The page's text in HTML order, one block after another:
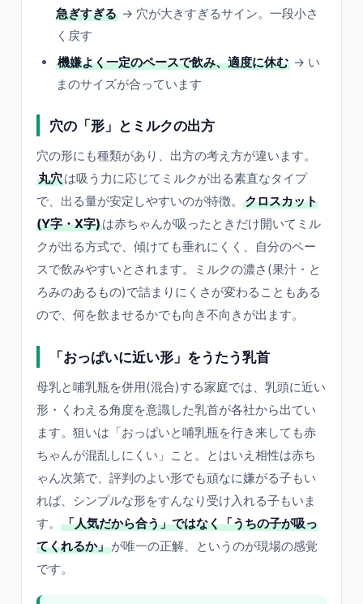
急ぎすぎる → 穴が大きすぎるサイン。一段小さ
く戻す
機嫌よく一定のペースで飲み、適度に休む → い
まのサイズが合っています
穴の「形」とミルクの出方
穴の形にも種類があり、出方の考え方が違います。
丸穴は吸う力に応じてミルクが出る素直なタイプ
で、出る量が安定しやすいのが特徴。
クロスカット
(Y字・X字)は赤ちゃんが吸ったときだけ開いてミル
クが出る方式で、傾けても垂れにくく、自分のペー
スで飲みやすいとされます。ミルクの濃さ(果汁・と
ろみのあるもの)で詰まりにくさが変わることもある
ので、何を飲ませるかでも向き不向きが出ます。
「おっぱいに近い形」をうたう乳首
母乳と哺乳瓶を併用(混合)する家庭では、乳頭に近い
形・くわえる角度を意識した乳首が各社から出てい
ます。狙いは「おっぱいと哺乳瓶を行き来しても赤
ちゃんが混乱しにくい」こと。とはいえ相性は赤ち
ゃん次第で、評判のよい形でも頑なに嫌がる子もい
れば、シンプルな形をすんなり受け入れる子もいま
す。
「人気だから合う」ではなく「うちの子が吸っ
てくれるか」が唯一の正解、というのが現場の感覚
です。